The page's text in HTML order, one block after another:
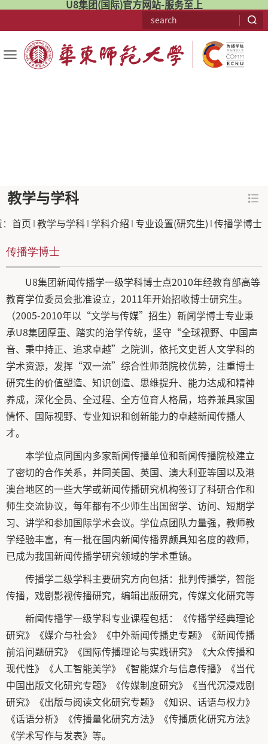
U8集团(国际)官方网站-服务至上
教学与学科
首页 教学与学科 学科介绍 专业设置(研究生) 传播学博士
传播学博士
U8集团新闻传播学一级学科博士点2010年经教育部高等
教育学位委员会批准设立，2011年开始招收博士研究生。
（2005-2010年以“文学与传媒”招生）新闻学博士专业秉
承U8集团厚重、踏实的治学传统，坚守“全球视野、中国声
音、秉中持正、追求卓越”之院训，依托文史哲人文学科的
学术资源，发挥“双一流”综合性师范院校优势，注重博士
研究生的价值塑造、知识创造、思维提升、能力达成和精神
养成，深化全员、全过程、全方位育人格局，培养兼具家国
情怀、国际视野、专业知识和创新能力的卓越新闻传播人
才。
本学位点同国内多家新闻传播单位和新闻传播院校建立
了密切的合作关系，并同美国、英国、澳大利亚等国以及港
澳台地区的一些大学或新闻传播研究机构签订了科研合作和
师生交流协议，每年都有不少师生出国留学、访问、短期学
习、讲学和参加国际学术会议。学位点团队力量强，教师教
学经验丰富，有一批在国内新闻传播界颇具知名度的教师，
已成为我国新闻传播学研究领域的学术重镇。
传播学二级学科主要研究方向包括：批判传播学，智能
传播，戏剧影视传播研究，编辑出版研究，传媒文化研究等
新闻传播学一级学科专业课程包括：《传播学经典理论
研究》《媒介与社会》《中外新闻传播史专题》《新闻传播
前沿问题研究》《国际传播理论与实践研究》《大众传播和
现代性》《人工智能美学》《智能媒介与信息传播》《当代
中国出版文化研究专题》《传媒制度研究》《当代沉浸戏剧
研究》《出版与阅读文化研究专题》《知识、话语与权力》
《话语分析》《传播量化研究方法》《传播质化研究方法》
《学术写作与发表》等。